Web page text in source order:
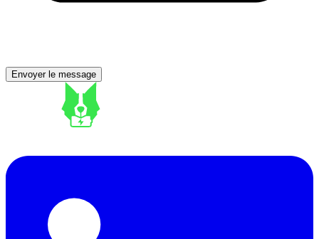
Envoyer le message